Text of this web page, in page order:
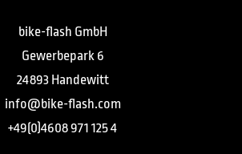
bike-flash GmbH
Gewerbepark 6
24893 Handewitt
info@bike-flash.com
+49(0)4608 971 125 4